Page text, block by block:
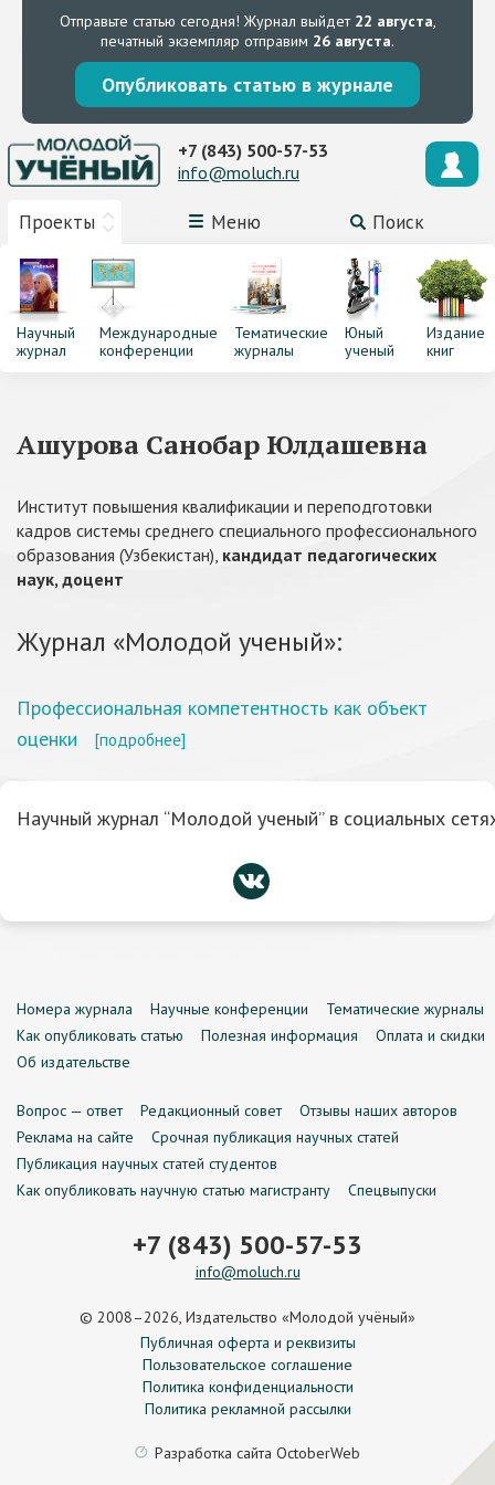
Отправьте статью сегодня! Журнал выйдет 22 августа,
печатный экземпляр отправим 26 августа.
Опубликовать статью в журнале
Проекты Меню Поиск
+7 (843) 500-57-53
info@moluch.ru
Научный
журнал
Международные
конференции
Тематические
журналы
Юный
ученый
Издание
книг
Ашурова Санобар Юлдашевна
Институт повышения квалификации и переподготовки
кадров системы среднего специального профессионального
образования (Узбекистан), кандидат педагогических
наук, доцент
Журнал «Молодой ученый»:
Профессиональная компетентность как объект
оценки
[подробнее]
Научный журнал “Молодой ученый” в социальных
Номера журнала Научные конференции
Тематические журналы
Как опубликовать статью
Полезная информация
Оплата и скидки
Об издательстве
Вопрос — ответ Редакционный совет
Отзывы наших авторов
Реклама на сайте
Срочная публикация научных статей
Публикация научных статей студентов
Как опубликовать научную статью магистранту
Спецвыпуски
+7 (843) 500-57-53
info@moluch.ru
© 2008–2026, Издательство «Молодой учёный»
Публичная оферта и реквизиты
Пользовательское соглашение
Политика конфиденциальности
Политика рекламной рассылки
Разработка сайта OctoberWeb